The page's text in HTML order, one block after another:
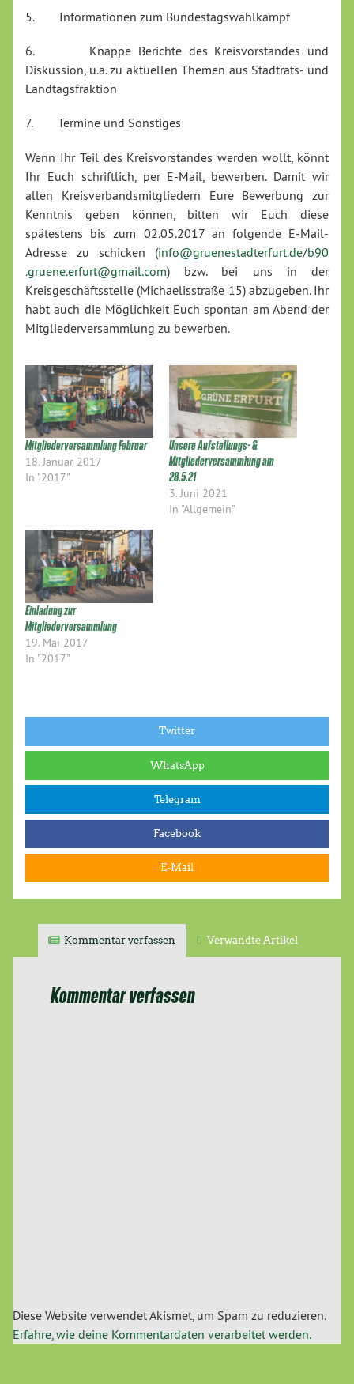
5. Informationen zum Bundestagswahlkampf
6. Knappe Berichte des Kreisvorstandes und
Diskussion, u.a. zu aktuellen Themen aus Stadtrats- und
Landtagsfraktion
7. Termine und Sonstiges
Wenn Ihr Teil des Kreisvorstandes werden wollt, könnt
Ihr Euch schriftlich, per E-Mail, bewerben. Damit wir
allen Kreisverbandsmitgliedern Eure Bewerbung zur
Kenntnis geben können, bitten wir Euch diese
spätestens bis zum 02.05.2017 an folgende E-Mail-
Adresse zu schicken (info@gruenestadterfurt.de/b90
.gruene.erfurt@gmail.com) bzw. bei uns in der
Kreisgeschäftsstelle (Michaelisstraße 15) abzugeben. Ihr
habt auch die Möglichkeit Euch spontan am Abend der
Mitgliederversammlung zu bewerben.
Mitgliederversammlung Februar
18. Januar 2017
In "2017"
Unsere Aufstellungs- &
Mitgliederversammlung am
28.5.21
3. Juni 2021
In "Allgemein"
Einladung zur
Mitgliederversammlung
19. Mai 2017
In "2017"
Twitter
WhatsApp
Telegram
Facebook
E-Mail
Kommentar verfassen Verwandte Artikel
Kommentar verfassen
Diese Website verwendet Akismet, um Spam zu reduzieren.
Erfahre, wie deine Kommentardaten verarbeitet werden.